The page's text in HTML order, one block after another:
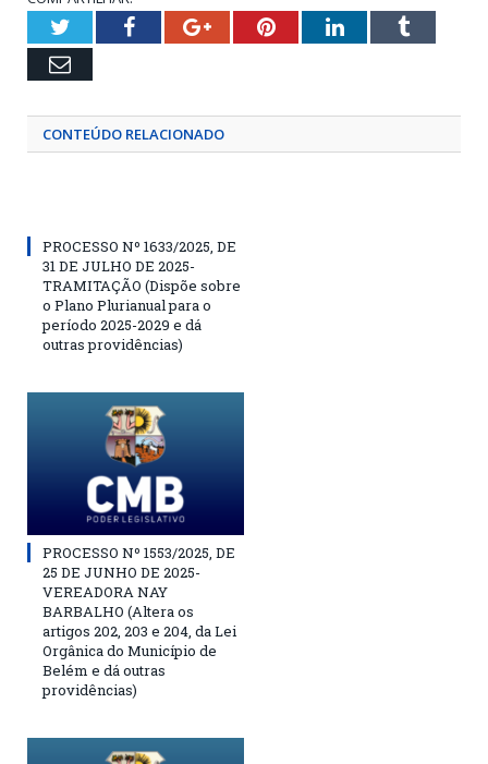
TwitterFacebookGoogle+PinterestLinkedInTumblr
Email
CONTEÚDO RELACIONADO
PROCESSO Nº 1633/2025, DE
31 DE JULHO DE 2025-
TRAMITAÇÃO (Dispõe sobre
o Plano Plurianual para o
período 2025-2029 e dá
outras providências)
PROCESSO Nº 1553/2025, DE
25 DE JUNHO DE 2025-
VEREADORA NAY
BARBALHO (Altera os
artigos 202, 203 e 204, da Lei
Orgânica do Município de
Belém e dá outras
providências)